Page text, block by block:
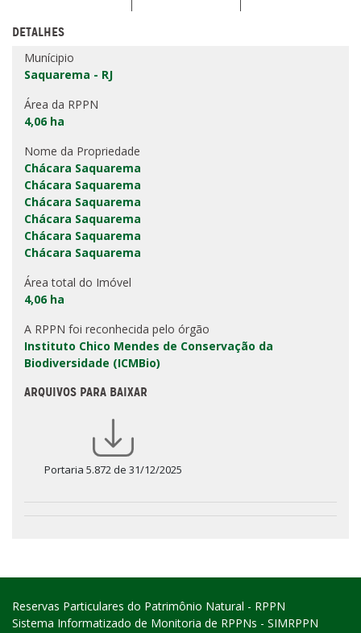
DETALHES
Munícipio
Saquarema - RJ
Área da RPPN
4,06 ha
Nome da Propriedade
Chácara Saquarema
Chácara Saquarema
Chácara Saquarema
Chácara Saquarema
Chácara Saquarema
Chácara Saquarema
Área total do Imóvel
4,06 ha
A RPPN foi reconhecida pelo órgão
Instituto Chico Mendes de Conservação da
Biodiversidade (ICMBio)
ARQUIVOS PARA BAIXAR
Portaria 5.872 de 31/12/2025
Reservas Particulares do Patrimônio Natural - RPPN
Sistema Informatizado de Monitoria de RPPNs - SIMRPPN